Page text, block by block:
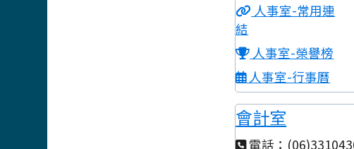
人事室-常用連
結
人事室-榮譽榜
人事室-行事曆
會計室
電話：